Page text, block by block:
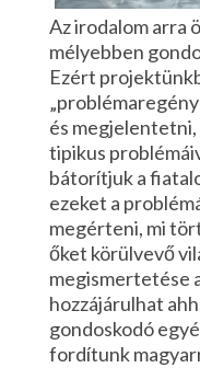
Az irodalom arra
mélyebben
Ezért
és
tipikus
bátorítjuk a
ezeket a
megérteni, mi
őket körülvevő
megismertetése
hozzájárulhat
gondoskodó
fordítunk